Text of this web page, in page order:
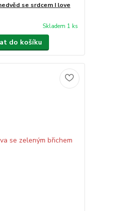
se srdcem I love
Skladem 1 ks
do košíku